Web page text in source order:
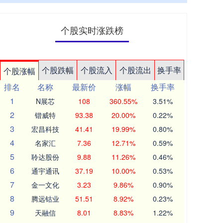
个股实时涨跌榜
个股涨幅 个股跌幅 个股流入 个股流出
换手率
排名
名称 最新价 涨幅
换手率
1
N展芯 108 360.55% 3.51%
2 锴威特 93.38 20.00% 0.22%
3 宏昌科技 41.41 19.99% 0.80%
4 名家汇 7.36 12.71% 0.59%
5 聆达股份 9.88 11.26% 0.46%
6 通宇通讯 37.19 10.00% 0.53%
7 金一文化 3.23 9.86% 0.90%
8 腾远钴业 51.51 8.92% 0.23%
9 天融信 8.01 8.83% 1.22%